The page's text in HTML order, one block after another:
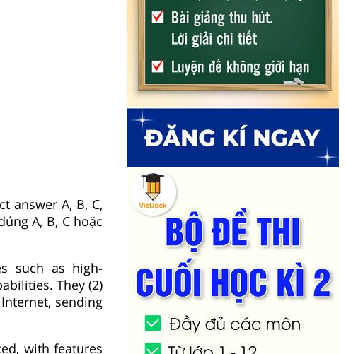
answer A, B, C,
A, B, C hoặc
such as high-
They (2)
sending
with features